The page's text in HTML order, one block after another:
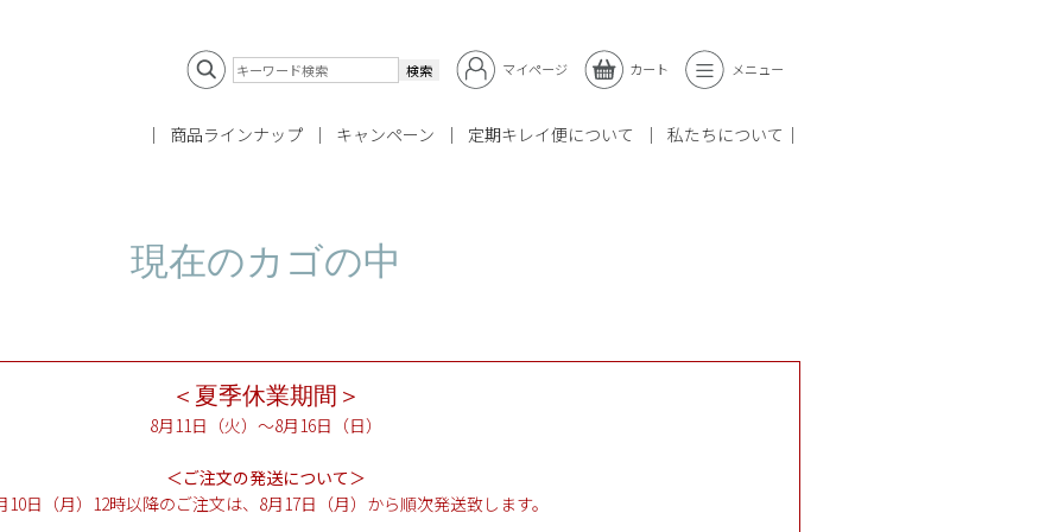
マイページ カート メニュー
商品ラインナップ キャンペーン 定期キレイ便について 私たちについて
現在のカゴの中
＜夏季休業期間＞
8月11日（火）～8月16日（日）
＜ご注文の発送について＞
10日（月）12時以降のご注文は、8月17日（月）から順次発送致します。